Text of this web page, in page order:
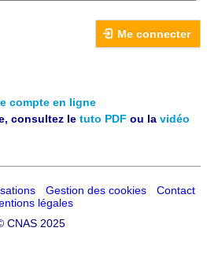
Me connecter
compte en ligne
consultez le tuto PDF ou la vidéo
Gestion des cookies
Contact
légales
CNAS 2025